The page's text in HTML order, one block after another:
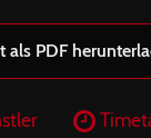
als PDF